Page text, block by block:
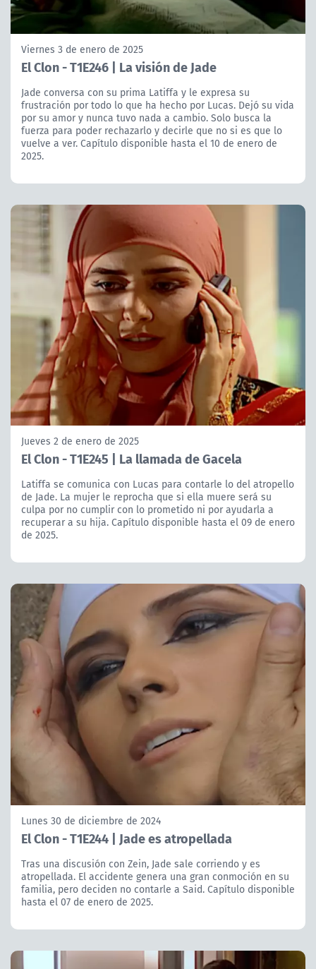
Viernes 3 de enero de 2025
El Clon - T1E246 | La visión de Jade
Jade conversa con su prima Latiffa y le expresa su
frustración por todo lo que ha hecho por Lucas. Dejó su vida
por su amor y nunca tuvo nada a cambio. Solo busca la
fuerza para poder rechazarlo y decirle que no si es que lo
vuelve a ver. Capítulo disponible hasta el 10 de enero de
2025.
Jueves 2 de enero de 2025
El Clon - T1E245 | La llamada de Gacela
Latiffa se comunica con Lucas para contarle lo del atropello
de Jade. La mujer le reprocha que si ella muere será su
culpa por no cumplir con lo prometido ni por ayudarla a
recuperar a su hija. Capítulo disponible hasta el 09 de enero
de 2025.
Lunes 30 de diciembre de 2024
El Clon - T1E244 | Jade es atropellada
Tras una discusión con Zein, Jade sale corriendo y es
atropellada. El accidente genera una gran conmoción en su
familia, pero deciden no contarle a Said. Capítulo disponible
hasta el 07 de enero de 2025.